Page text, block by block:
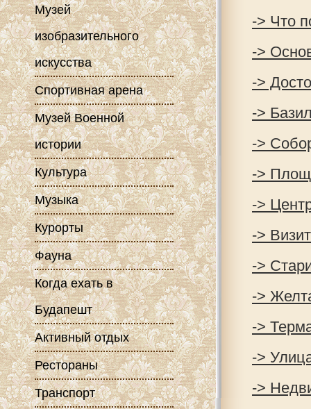
-> Что
->
->
->
->
->
->
->
->
->
->
->
->
Музей
изобразительного
искусства
Спортивная арена
Музей Военной
истории
Культура
Музыка
Курорты
Фауна
Когда ехать в
Будапешт
Активный отдых
Рестораны
Транспорт